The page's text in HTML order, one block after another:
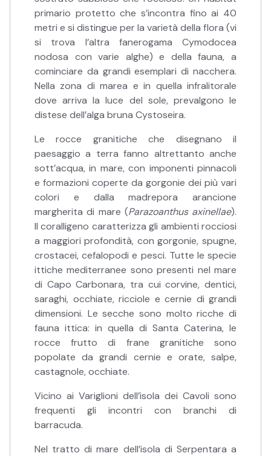
primario protetto che s’incontra fino ai 40
metri e si distingue per la varietà della flora (vi
si trova l’altra fanerogama Cymodocea
nodosa con varie alghe) e della fauna, a
cominciare da grandi esemplari di nacchera.
Nella zona di marea e in quella infralitorale
dove arriva la luce del sole, prevalgono le
distese dell’alga bruna Cystoseira.
Le rocce granitiche che disegnano il
paesaggio a terra fanno altrettanto anche
sott’acqua, in mare, con imponenti pinnacoli
e formazioni coperte da gorgonie dei più vari
colori e dalla madrepora arancione
margherita di mare (Parazoanthus axinellae).
Il coralligeno caratterizza gli ambienti rocciosi
a maggiori profondità, con gorgonie, spugne,
crostacei, cefalopodi e pesci. Tutte le specie
ittiche mediterranee sono presenti nel mare
di Capo Carbonara, tra cui corvine, dentici,
saraghi, occhiate, ricciole e cernie di grandi
dimensioni. Le secche sono molto ricche di
fauna ittica: in quella di Santa Caterina, le
rocce frutto di frane granitiche sono
popolate da grandi cernie e orate, salpe,
castagnole, occhiate.
Vicino ai Variglioni dell’isola dei Cavoli sono
frequenti gli incontri con branchi di
barracuda.
Nel tratto di mare dell’isola di Serpentara a